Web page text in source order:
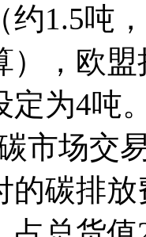
约1.5吨
），欧
定为4吨
场交易
的碳排